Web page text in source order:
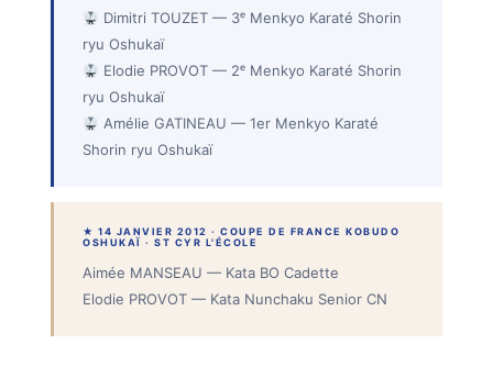
Dimitri TOUZET — 3ᵉ Menkyo Karaté Shorin
ryu Oshukaï
Elodie PROVOT — 2ᵉ Menkyo Karaté Shorin
ryu Oshukaï
Amélie GATINEAU — 1er Menkyo Karaté
Shorin ryu Oshukaï
★ 14 JANVIER 2012 · COUPE DE FRANCE KOBUDO
OSHUKAÏ · ST CYR L'ÉCOLE
Aimée MANSEAU — Kata BO Cadette
Elodie PROVOT — Kata Nunchaku Senior CN